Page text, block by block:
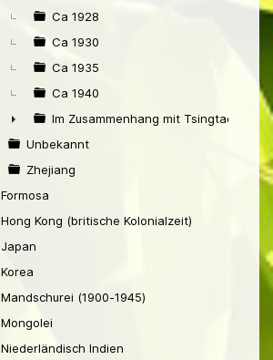
Ca 1928
Ca 1930
Ca 1935
Ca 1940
►
Im Zusammenhang mit Tsingtao
Unbekannt
Zhejiang
Formosa
Hong Kong (britische Kolonialzeit)
Japan
Korea
Mandschurei (1900-1945)
Mongolei
Niederländisch Indien